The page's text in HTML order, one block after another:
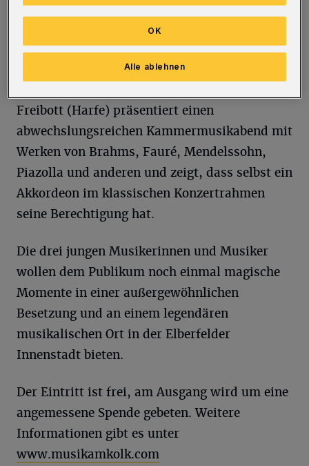
Liedtextes von Joseph v. Eichendorff entlehnt,
steht demzufolge passend als Titel über
diesem Abend. Das „Trio Lunabile“ mit
Andreas Elias Post (Bariton), Simone Krampe
Freibott (Harfe) präsentiert einen
abwechslungsreichen Kammermusikabend mit
Werken von Brahms, Fauré, Mendelssohn,
Piazolla und anderen und zeigt, dass selbst ein
Akkordeon im klassischen Konzertrahmen
seine Berechtigung hat.
Die drei jungen Musikerinnen und Musiker
wollen dem Publikum noch einmal magische
Momente in einer außergewöhnlichen
Besetzung und an einem legendären
musikalischen Ort in der Elberfelder
Innenstadt bieten.
Der Eintritt ist frei, am Ausgang wird um eine
angemessene Spende gebeten. Weitere
Informationen gibt es unter
www.musikamkolk.com
Alle ablehnen
OK